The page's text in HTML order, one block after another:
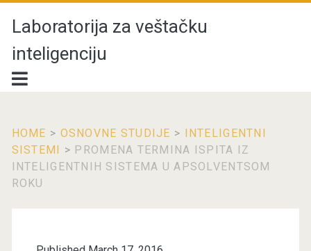
Laboratorija za veštačku
inteligenciju
HOME > OSNOVNE STUDIJE > INTELIGENTNI
SISTEMI > PROMENA TERMINA ISPITA IZ
INTELIGENTNIH SISTEMA U APSOLVENTSOM
ROKU